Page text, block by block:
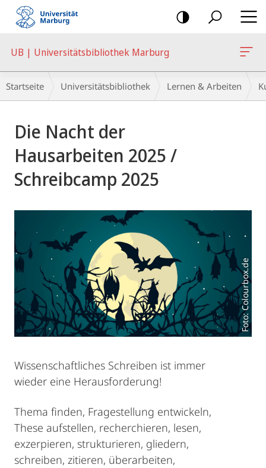
Mobile-
Navigation
UB | Universitätsbibliothek Marburg
Breadcrumb-
Navigation
Startseite Universitätsbibliothek Lernen & Arbeiten
Die Nacht der
Hausarbeiten 2025 /
Schreibcamp 2025
Foto: Colourbox.de
Wissenschaftliches Schreiben ist immer
wieder eine Herausforderung!
Thema finden, Fragestellung entwickeln,
These aufstellen, recherchieren, lesen,
exzerpieren, strukturieren, gliedern,
schreiben, zitieren, überarbeiten,